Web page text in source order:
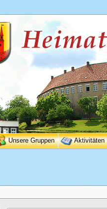
Unsere Gruppen Aktivitäten